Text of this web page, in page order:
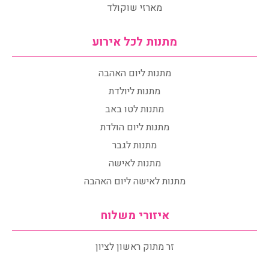
מארזי שוקולד
מתנות לכל אירוע
מתנות ליום האהבה
מתנות ליולדת
מתנות לטו באב
מתנות ליום הולדת
מתנות לגבר
מתנות לאישה
מתנות לאישה ליום האהבה
איזורי משלוח
זר מתוק ראשון לציון